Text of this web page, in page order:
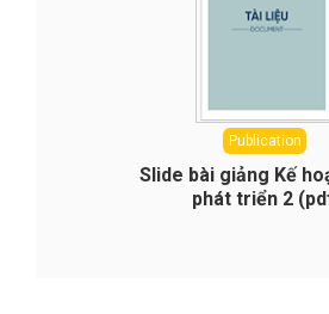
Publication
Slide bài giảng Kế
phát triển 2